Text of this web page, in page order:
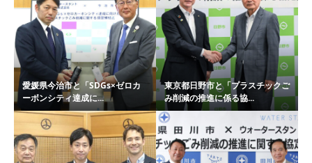
愛媛県今治市と「SDGs×ゼロカ
ーボンシティ達成に...
東京都日野市と「プラスチックご
み削減の推進に係る協...